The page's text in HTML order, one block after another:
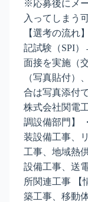
※応募後にメ
入ってしまう
【選考の流れ
記試験（SPI
面接を実施（
（写真貼付）
合は写真添付
株式会社関電
調設備部門】
装設備工事、
工事、地域熱
設備工事、送
所関連工事 【
築工事、移動